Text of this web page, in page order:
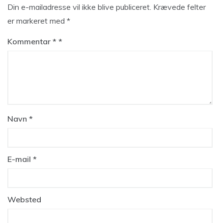
Din e-mailadresse vil ikke blive publiceret. Krævede felter
er markeret med *
Kommentar *
Navn *
E-mail *
Websted